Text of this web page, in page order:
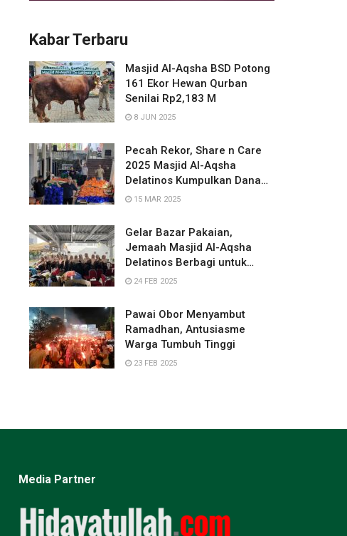
Kabar Terbaru
Masjid Al-Aqsha BSD Potong
161 Ekor Hewan Qurban
Senilai Rp2,183 M
8 JUN 2025
Pecah Rekor, Share n Care
2025 Masjid Al-Aqsha
Delatinos Kumpulkan Dana
Rp672 Juta
15 MAR 2025
Gelar Bazar Pakaian,
Jemaah Masjid Al-Aqsha
Delatinos Berbagi untuk
Palestina
24 FEB 2025
Pawai Obor Menyambut
Ramadhan, Antusiasme
Warga Tumbuh Tinggi
23 FEB 2025
Media Partner